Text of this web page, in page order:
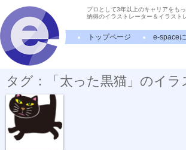
プロとして3年以上のキャリアをも
納得のイラストレーター＆イラスト
トップページ e-space
タグ：「太った黒猫」のイラ
全力疾走